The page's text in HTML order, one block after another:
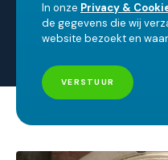
In onze Privacy &
de gegevens die wij
website bezoekt en
VERSTUUR